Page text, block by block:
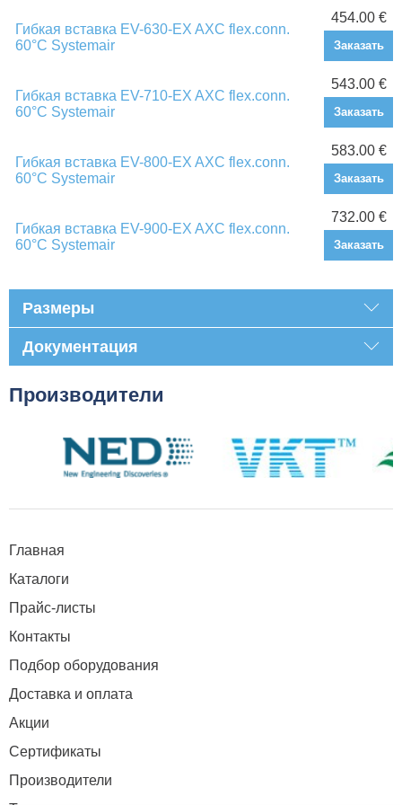
Гибкая вставка EV-630-EX AXC flex.conn.
60°C Systemair
454.00 €
Заказать
Гибкая вставка EV-710-EX AXC flex.conn.
60°C Systemair
543.00 €
Заказать
Гибкая вставка EV-800-EX AXC flex.conn.
60°C Systemair
583.00 €
Заказать
Гибкая вставка EV-900-EX AXC flex.conn.
60°C Systemair
732.00 €
Заказать
Размеры
Документация
Производители
Главная
Каталоги
Прайс-листы
Контакты
Подбор оборудования
Доставка и оплата
Акции
Сертификаты
Производители